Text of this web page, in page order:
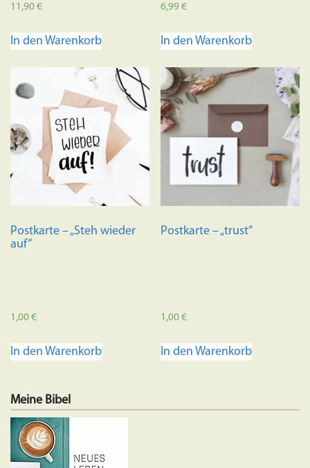
11,90€
In den Warenkorb
6,99€
In den Warenkorb
Postkarte – „Steh wieder
auf“
1,00€
In den Warenkorb
Postkarte – „trust“
1,00€
In den Warenkorb
Meine Bibel